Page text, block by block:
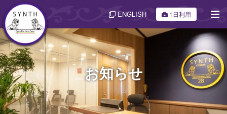
ENGLISH 1日利用
お知らせ